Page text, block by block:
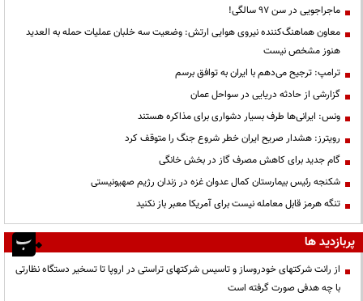
ماجراجویی در سن ۹۷ سالگی!
معاون هماهنگ‌کننده نیروی هوایی ارتش: وضعیت سه خلبان عملیات حمله به العدید
هنوز مشخص نیست
ترامپ: ترجیح می‌دهم با ایران به توافق برسم
گزارشی از حادثه دریایی در سواحل عمان
ونس: ایرانی‌ها طرف بسیار دشواری برای مذاکره هستند
رویترز: هشدار صریح ایران خطر شروع جنگ را متوقف کرد
گام جدید برای کاهش مصرف گاز در بخش خانگی
شکنجه رئیس بیمارستان کمال عدوان غزه در زندان رژیم صهیونیستی
تنگه هرمز قابل معامله نیست برای آمریکا معبر باز نکنید
پربازدید ها
از رانت‌ شرکتهای خودروساز و تاسیس شرکتهای تراستی در اروپا تا تسخیر دستگاه نظارتی
با چه هدفی صورت گرفته است